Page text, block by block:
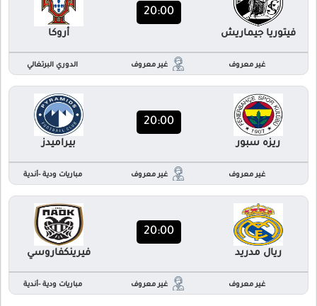
فيتوريا جيماريش
20:00
أروكا
غير معروف غير معروف الدوري البرتغالي
ريزه سبور
20:00
بيراميدز
غير معروف غير معروف مباريات ودية -أندية
ريال مدريد
20:00
فيرينكفاروسي
غير معروف غير معروف مباريات ودية -أندية